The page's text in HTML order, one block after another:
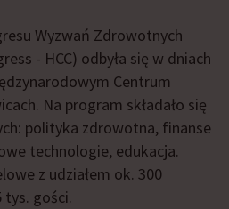
Wyzwań Zdrowotnych
- HCC) odbyła się w dniach
Centrum
Na program składało się
polityka zdrowotna, finanse
technologie, edukacja.
z udziałem ok. 300
gości.